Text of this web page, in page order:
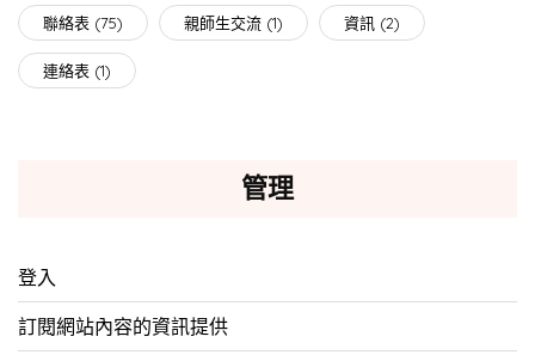
聯絡表 (75) 親師生交流 (1) 資訊 (2)
連絡表 (1)
管理
登入
訂閱網站內容的資訊提供